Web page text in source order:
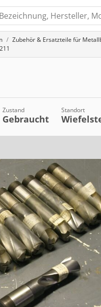
Zubehör & Ersatzteile für
Zustand
Gebraucht
Standort